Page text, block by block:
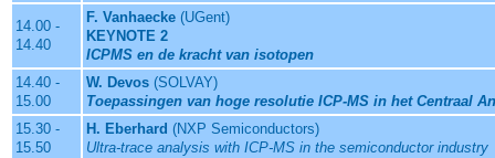
14.00 -
14.40
F. Vanhaecke (UGent)
KEYNOTE 2
ICPMS en de kracht van isotopen
14.40 -
15.00
W. Devos (SOLVAY)
Toepassingen van hoge resolutie ICP-MS in het Centraal
15.30 -
15.50
H. Eberhard (NXP Semiconductors)
Ultra-trace analysis with ICP-MS in the semiconductor industry